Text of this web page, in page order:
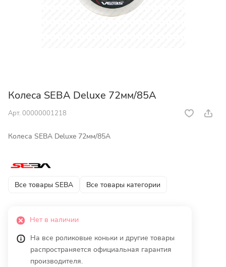
Колеса SEBA Deluxe 72мм/85A
Арт. 00000001218
Колеса SEBA Deluxe 72мм/85A
Все товары SEBA Все товары категории
Нет в наличии
На все роликовые коньки и другие товары
распространяется официальная гарантия
производителя.